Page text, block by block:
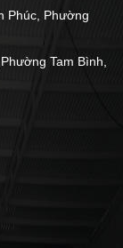
Phúc, Phường
Tam Bình,